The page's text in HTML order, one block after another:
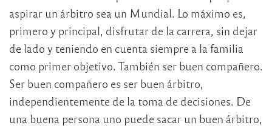
aspirar un árbitro sea un Mundial. Lo máximo es,
primero y principal, disfrutar de la carrera, sin dejar
de lado y teniendo en cuenta siempre a la familia
como primer objetivo. También ser buen compañero.
Ser buen compañero es ser buen árbitro,
independientemente de la toma de decisiones. De
una buena persona uno puede sacar un buen árbitro,